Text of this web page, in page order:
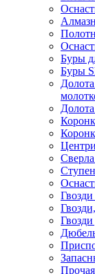
Буры
Буры